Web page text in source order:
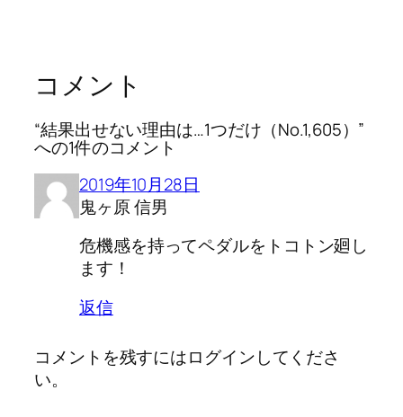
コメント
“結果出せない理由は…1つだけ（No.1,605）”
への1件のコメント
2019年10月28日
鬼ヶ原 信男
危機感を持ってペダルをトコトン廻し
ます！
返信
コメントを残すにはログインしてくださ
い。